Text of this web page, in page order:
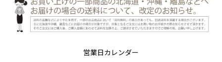
営業日カレンダー